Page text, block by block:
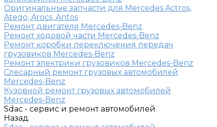
Оригинальные запчасти для Mercedes Actros,
Atego, Arocs, Antos
Ремонт двигателя Mercedes-Benz
Ремонт ходовой части Mercedes-Benz
Ремонт коробки переключения передач
грузовиков Mercedes-Benz
Ремонт электрики грузовиков Mercedes-Benz
Слесарный ремонт грузовых автомобилей
Mercedes-Benz
Кузовной ремонт грузовых автомобилей
Mercedes-Benz
Sdac - сервис и ремонт автомобилей
Назад